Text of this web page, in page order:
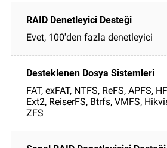
Evet, 100'den fazla denetleyici
FAT, exFAT, NTFS, ReFS, APFS,
Ext2, ReiserFS, Btrfs, VMFS,
ZFS